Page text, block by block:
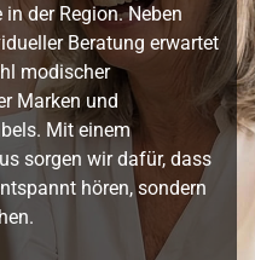
der Region. Neben
Beratung erwartet
modischer
Marken und
Mit einem
sorgen wir dafür, dass
hören, sondern